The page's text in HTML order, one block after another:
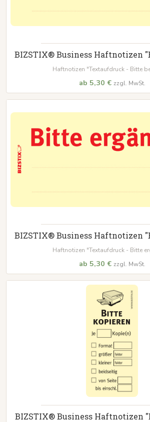
BIZSTIX® Business Haftnotizen
Haftnotizen "Textaufdruck - Bitte
ab 5,30 € zzgl. MwSt.
BIZSTIX® Business Haftnotizen
Haftnotizen "Textaufdruck - Bitte
ab 5,30 € zzgl. MwSt.
BIZSTIX® Business Haftnotizen